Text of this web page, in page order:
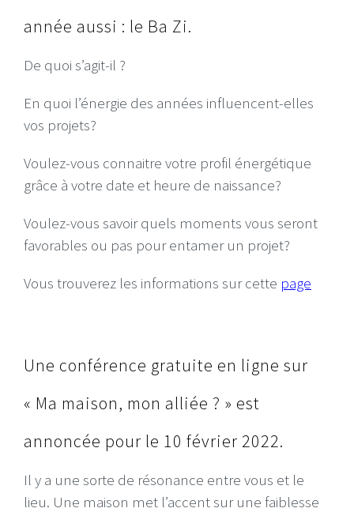
année aussi : le Ba Zi.
De quoi s’agit-il ?
En quoi l’énergie des années influencent-elles
vos projets?
Voulez-vous connaitre votre profil énergétique
grâce à votre date et heure de naissance?
Voulez-vous savoir quels moments vous seront
favorables ou pas pour entamer un projet?
Vous trouverez les informations sur cette page
Une conférence gratuite en ligne sur
« Ma maison, mon alliée ? » est
annoncée pour le 10 février 2022.
Il y a une sorte de résonance entre vous et le
lieu. Une maison met l’accent sur une faiblesse